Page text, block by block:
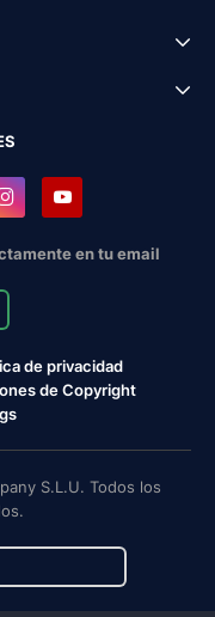
en tu email
de privacidad
de Copyright
S.L.U. Todos los